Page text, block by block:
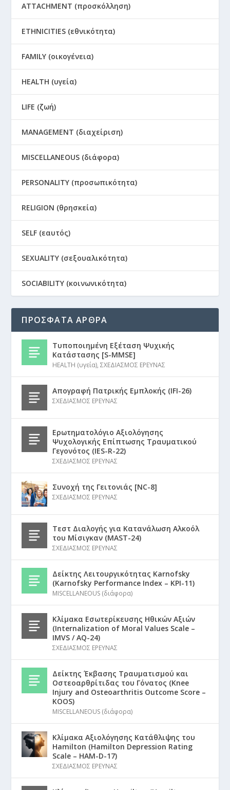
ATTACHMENT (προσκόλληση)
ETHNICITIES (εθνικότητα)
FAMILY (οικογένεια)
HEALTH (υγεία)
LIFE (ζωή)
MANAGEMENT (διαχείριση)
MISCELLANEOUS (διάφορα)
PERSONALITY (προσωπικότητα)
RELIGION (θρησκεία)
SELF (εαυτός)
SEXUALITY (σεξουαλικότητα)
SOCIABILITY (κοινωνικότητα)
ΠΡΟΣΦΑΤΑ ΑΡΘΡΑ
Τυποποιημένη Εξέταση Ψυχικής
Κατάστασης [S-MMSE]
HEALTH (υγεία),ΣΧΕΔΙΑΣΜΟΣ ΕΡΕΥΝΑΣ
Απογραφή Πατρικής Εμπλοκής (IFI-26)
ΣΧΕΔΙΑΣΜΟΣ ΕΡΕΥΝΑΣ
Ερωτηματολόγιο Αξιολόγησης
Ψυχολογικής Επίπτωσης Τραυματικού
Γεγονότος (IES-R-22)
ΣΧΕΔΙΑΣΜΟΣ ΕΡΕΥΝΑΣ
Συνοχή της Γειτονιάς [NC-8]
ΣΧΕΔΙΑΣΜΟΣ ΕΡΕΥΝΑΣ
Τεστ Διαλογής για Κατανάλωση Αλκοόλ
του Μίσιγκαν (MAST-24)
ΣΧΕΔΙΑΣΜΟΣ ΕΡΕΥΝΑΣ
Δείκτης Λειτουργικότητας Karnofsky
(Karnofsky Performance Index – KPI-11)
MISCELLANEOUS (διάφορα)
Κλίμακα Εσωτερίκευσης Ηθικών Αξιών
(Internalization of Moral Values Scale –
IMVS / AQ-24)
ΣΧΕΔΙΑΣΜΟΣ ΕΡΕΥΝΑΣ
Δείκτης Έκβασης Τραυματισμού και
Οστεοαρθρίτιδας του Γόνατος (Knee
Injury and Osteoarthritis Outcome Score –
KOOS)
MISCELLANEOUS (διάφορα)
Κλίμακα Αξιολόγησης Κατάθλιψης του
Hamilton (Hamilton Depression Rating
Scale – HAM-D-17)
ΣΧΕΔΙΑΣΜΟΣ ΕΡΕΥΝΑΣ